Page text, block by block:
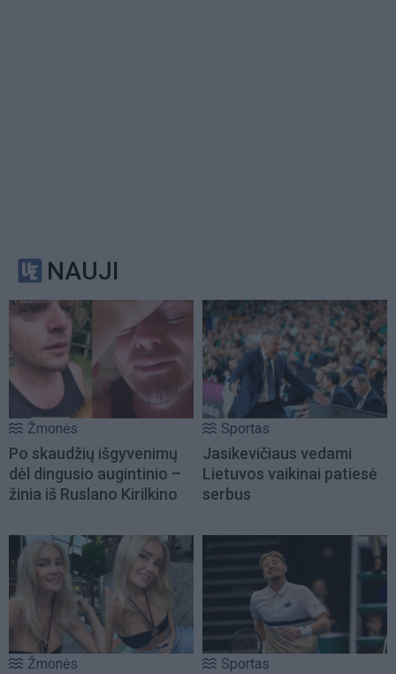
NAUJI
Žmonės
Po skaudžių išgyvenimų
dėl dingusio augintinio –
žinia iš Ruslano Kirilkino
Sportas
Jasikevičiaus vedami
Lietuvos vaikinai patiesė
serbus
Žmonės Sportas